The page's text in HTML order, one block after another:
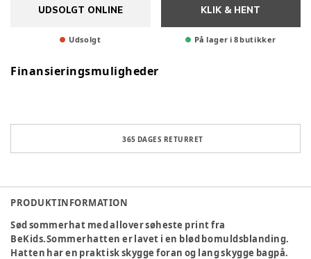
UDSOLGT ONLINE
Udsolgt
KLIK & HENT
På lager i 8 butikker
Finansieringsmuligheder
365 DAGES RETURRET
PRODUKTINFORMATION
Sød sommerhat med allover søheste print fra
BeKids.Sommerhatten er lavet i en blød bomuldsblanding.
Hatten har en praktisk skygge foran og lang skygge bagpå.